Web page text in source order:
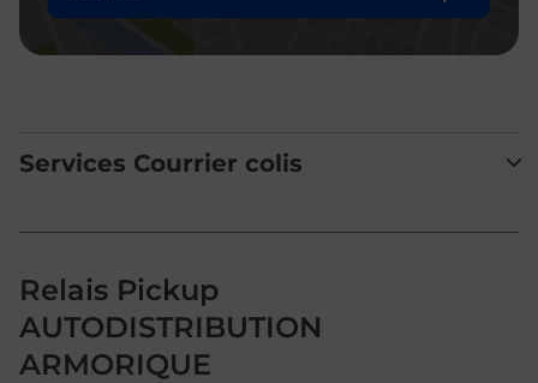
Services Courrier colis
Relais Pickup
AUTODISTRIBUTION
ARMORIQUE